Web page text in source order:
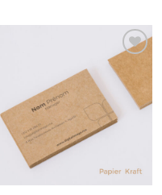
Ajouter
à la liste
de
souhaits